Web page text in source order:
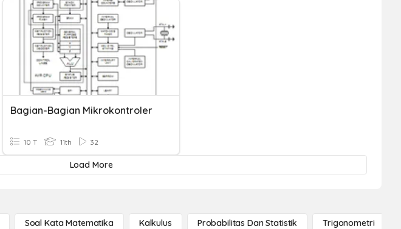
Bagian-Bagian Mikrokontroler
10 T 11th 32
Load More
Soal Kata Matematika Kalkulus Probabilitas Dan Statistik Trigonometri